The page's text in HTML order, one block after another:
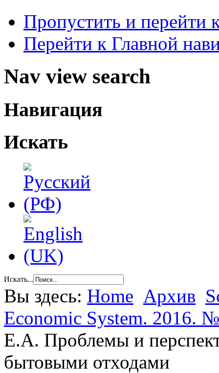
Пропустить и перейти
Перейти к Главной
Nav view search
Навигация
Искать
Искать...
Вы здесь: Home Архив
Economic System. 2016.
Е.А. Проблемы и
бытовыми отходами